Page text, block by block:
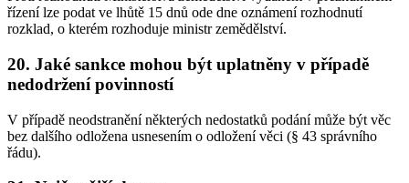
řízení lze podat ve lhůtě 15 dnů ode dne oznámení rozhodnutí
rozklad, o kterém rozhoduje ministr zemědělství.
20. Jaké sankce mohou být uplatněny v případě
nedodržení povinností
V případě neodstranění některých nedostatků podání může být věc
bez dalšího odložena usnesením o odložení věci (§ 43 správního
řádu).